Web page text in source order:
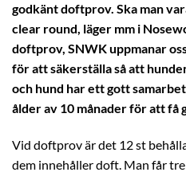
godkänt doftprov. Ska man
clear round, läger mm i
doftprov, SNWK uppmanar
för att säkerställa så att
och hund har ett gott
ålder av 10 månader för att få
Vid doftprov är det 12 st
dem innehåller doft. Man får